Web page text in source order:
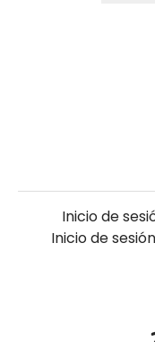
Inicio de
Inicio de